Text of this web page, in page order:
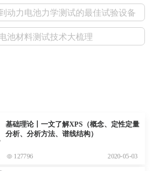
动力电池力学测试的最佳试验设备
池材料测试技术大梳理
基础理论丨一文了解XPS（概念、定性定量
分析、分析方法、谱线结构）
127796 2020-05-03